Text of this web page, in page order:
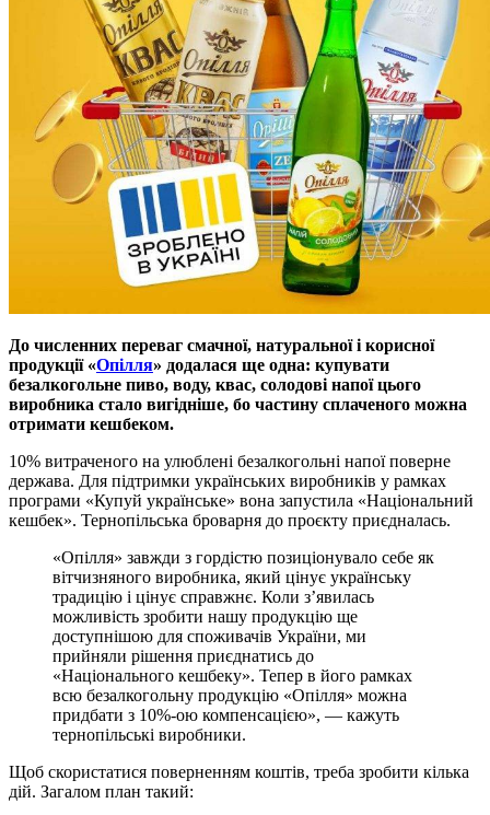
До численних переваг смачної, натуральної і корисної
продукції «Опілля» додалася ще одна: купувати
безалкогольне пиво, воду, квас, солодові напої цього
виробника стало вигідніше, бо частину сплаченого можна
отримати кешбеком.
10% витраченого на улюблені безалкогольні напої поверне
держава. Для підтримки українських виробників у рамках
програми «Купуй українське» вона запустила «Національний
кешбек». Тернопільська броварня до проєкту приєдналась.
«Опілля» завжди з гордістю позиціонувало себе як
вітчизняного виробника, який цінує українську
традицію і цінує справжнє. Коли з’явилась
можливість зробити нашу продукцію ще
доступнішою для споживачів України, ми
прийняли рішення приєднатись до
«Національного кешбеку». Тепер в його рамках
всю безалкогольну продукцію «Опілля» можна
придбати з 10%-ою компенсацією», — кажуть
тернопільські виробники.
Щоб скористатися поверненням коштів, треба зробити кілька
дій. Загалом план такий: